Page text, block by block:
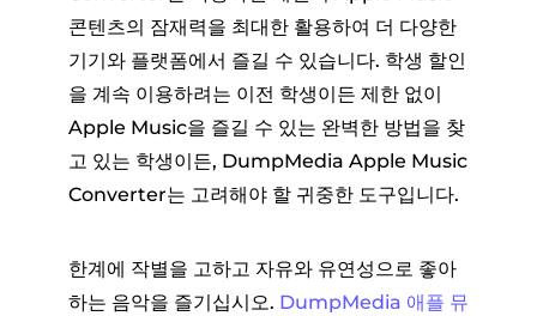
콘텐츠의 잠재력을 최대한 활용하여 더 다양한
기기와 플랫폼에서 즐길 수 있습니다. 학생 할인
을 계속 이용하려는 이전 학생이든 제한 없이
Apple Music을 즐길 수 있는 완벽한 방법을 찾
고 있는 학생이든, DumpMedia Apple Music
Converter는 고려해야 할 귀중한 도구입니다.
한계에 작별을 고하고 자유와 유연성으로 좋아
하는 음악을 즐기십시오. DumpMedia 애플 뮤